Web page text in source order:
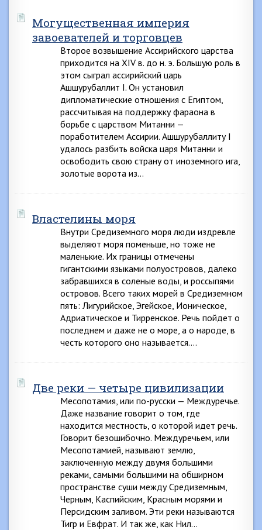
Могущественная империя
завоевателей и торговцев
Второе возвышение Ассирийского царства
приходится на XIV в. до н. э. Большую роль в
этом сыграл ассирийский царь
Ашшурубаллит I. Он установил
дипломатические отношения с Египтом,
рассчитывая на поддержку фараона в
борьбе с царством Митанни —
поработителем Ассирии. Ашшурубаллиту I
удалось разбить войска царя Митанни и
освободить свою страну от иноземного ига,
золотые ворота из…
Властелины моря
Внутри Средиземного моря люди издревле
выделяют моря поменьше, но тоже не
маленькие. Их границы отмечены
гигантскими языками полуостровов, далеко
забравшихся в соленые воды, и россыпями
островов. Всего таких морей в Средиземном
пять: Лигурийское, Эгейское, Ионическое,
Адриатическое и Тирренское. Речь пойдет о
последнем и даже не о море, а о народе, в
честь которого оно называется….
Две реки — четыре цивилизации
Месопотамия, или по-русски — Междуречье.
Даже название говорит о том, где
находится местность, о которой идет речь.
Говорит безошибочно. Междуречьем, или
Месопотамией, называют землю,
заключенную между двумя большими
реками, самыми большими на обширном
пространстве суши между Средиземным,
Черным, Каспийским, Красным морями и
Персидским заливом. Эти реки называются
Тигр и Евфрат. И так же, как Нил…